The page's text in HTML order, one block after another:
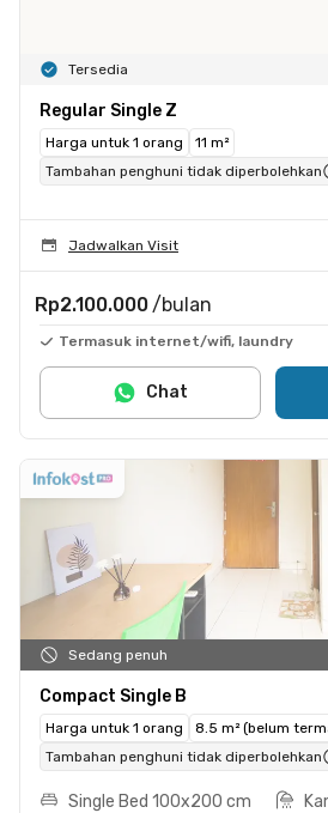
Tersedia
Regular Single Z
Harga untuk 1 orang
11 m²
Tambahan penghuni tidak diperbolehkan
Jadwalkan Visit
Rp2.100.000 /bulan
Termasuk internet/wifi, laundry
Chat
Sedang penuh
Compact Single B
Harga untuk 1 orang
8.5 m² (belum
Tambahan penghuni tidak diperbolehkan
Single Bed 100x200 cm